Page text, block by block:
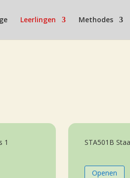
Leerlingen Methodes
1 STA501B
Openen